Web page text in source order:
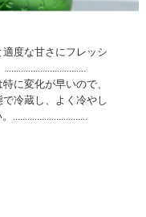
度な甘さにフレッシ
に変化が早いので、
冷蔵し、よく冷やし